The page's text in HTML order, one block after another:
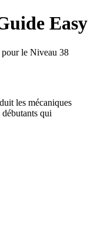
Easy
le Niveau 38
les mécaniques
qui